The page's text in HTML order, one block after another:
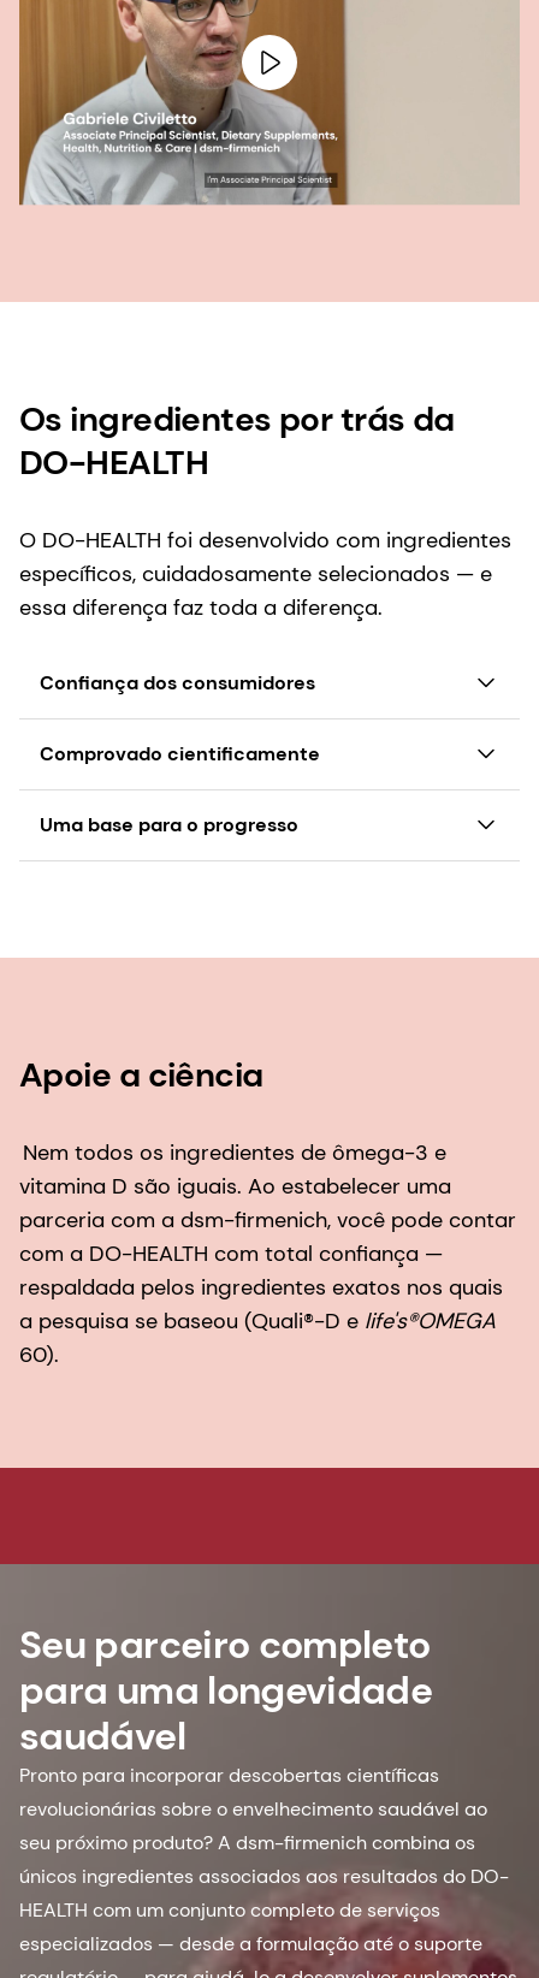
Os ingredientes por trás da
DO-HEALTH
O DO-HEALTH foi desenvolvido com ingredientes
específicos, cuidadosamente selecionados — e
essa diferença faz toda a diferença.
Confiança dos consumidores
As marcas que fizerem referência ao DO-HEALTH
que o estudo se baseou, para que os
Comprovado cientificamente
Apenas olife's®OMEGA60 e o Quali®-D contam
Uma base para o progresso
evidências incontestáveis.
Apoie a ciência
Nem todos os ingredientes de ômega-3 e
vitamina D são iguais. Ao estabelecer uma
parceria com a dsm-firmenich, você pode contar
com a DO-HEALTH com total confiança —
respaldada pelos ingredientes exatos nos quais
a pesquisa se baseou (Quali®-D e life's®OMEGA
60).
Seu parceiro completo
para uma longevidade
saudável
Pronto para incorporar descobertas científicas
revolucionárias sobre o envelhecimento saudável ao
seu próximo produto? A dsm-firmenich combina os
únicos ingredientes associados aos resultados do DO-
HEALTH com um conjunto completo de serviços
especializados — desde a formulação até o suporte